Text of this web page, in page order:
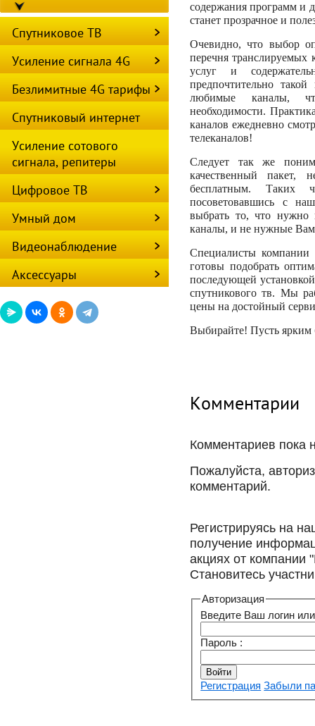
содержания программ и
станет прозрачное и
Очевидно, что выбор
перечня транслируемых
услуг и
предпочтительно
любимые каналы,
необходимости.
каналов ежедневно
телеканалов!
Следует так же
качественный
бесплатным.
посоветовавшись с
выбрать то, что нужно
каналы, и не нужные
Специалисты
готовы подобрать
последующей
спутникового тв. Мы
цены на достойный
Выбирайте! Пусть ярким
Комментарии
Комментариев пока
Пожалуйста,
комментарий.
Регистрируясь на
получение
акциях от
Становитесь
Авторизация
Введите Ваш логин
Пароль :
Регистрация Забыли
Спутниковое ТВ
Усиление сигнала 4G
Безлимитные 4G тарифы
Спутниковый интернет
Усиление сотового
сигнала, репитеры
Цифровое ТВ
Умный дом
Видеонаблюдение
Аксессуары